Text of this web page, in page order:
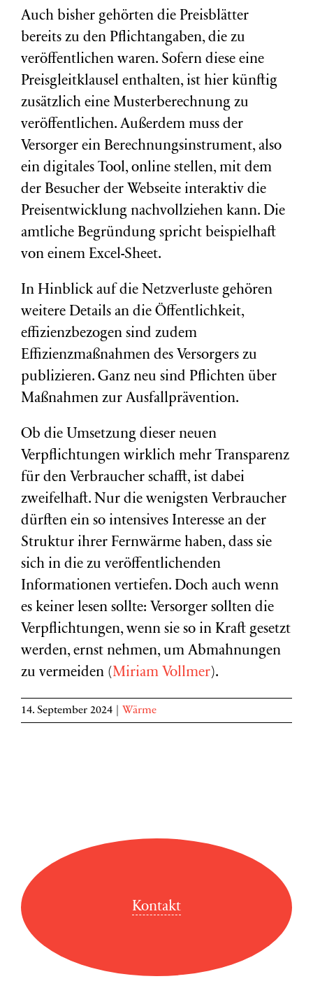
Auch bisher gehörten die Preisblätter
bereits zu den Pflichtangaben, die zu
veröffentlichen waren. Sofern diese eine
Preisgleitklausel enthalten, ist hier künftig
zusätzlich eine Musterberechnung zu
veröffentlichen. Außerdem muss der
Versorger ein Berechnungsinstrument, also
ein digitales Tool, online stellen, mit dem
der Besucher der Webseite interaktiv die
Preisentwicklung nachvollziehen kann. Die
amtliche Begründung spricht beispielhaft
von einem Excel-Sheet.
In Hinblick auf die Netzverluste gehören
weitere Details an die Öffentlichkeit,
effizienzbezogen sind zudem
Effizienzmaßnahmen des Versorgers zu
publizieren. Ganz neu sind Pflichten über
Maßnahmen zur Ausfallprävention.
Ob die Umsetzung dieser neuen
Verpflichtungen wirklich mehr Transparenz
für den Verbraucher schafft, ist dabei
zweifelhaft. Nur die wenigsten Verbraucher
dürften ein so intensives Interesse an der
Struktur ihrer Fernwärme haben, dass sie
sich in die zu veröffentlichenden
Informationen vertiefen. Doch auch wenn
es keiner lesen sollte: Versorger sollten die
Verpflichtungen, wenn sie so in Kraft gesetzt
werden, ernst nehmen, um Abmahnungen
zu vermeiden (Miriam Vollmer).
14. September 2024 Wärme
Kontakt